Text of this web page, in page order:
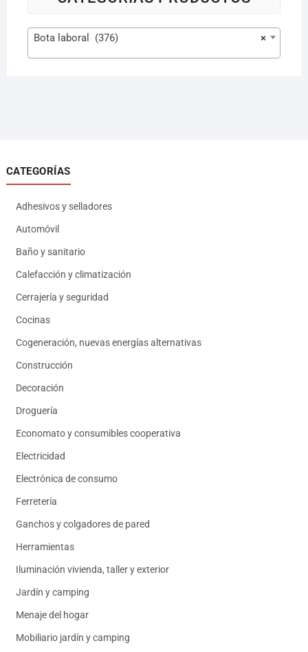
×
Bota laboral (376)
CATEGORÍAS
Adhesivos y selladores
Automóvil
Baño y sanitario
Calefacción y climatización
Cerrajería y seguridad
Cocinas
Cogeneración, nuevas energías alternativas
Construcción
Decoración
Droguería
Economato y consumibles cooperativa
Electricidad
Electrónica de consumo
Ferretería
Ganchos y colgadores de pared
Herramientas
Iluminación vivienda, taller y exterior
Jardín y camping
Menaje del hogar
Mobiliario jardín y camping